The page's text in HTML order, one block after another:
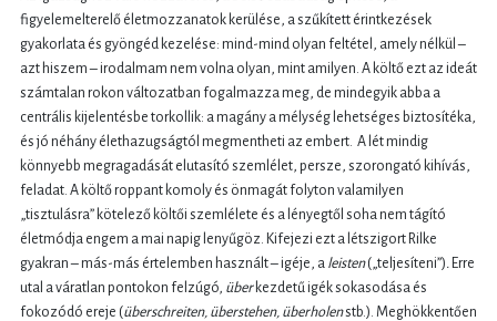
figyelemelterelő életmozzanatok kerülése, a szűkített érintkezések
gyakorlata és gyöngéd kezelése: mind-mind olyan feltétel, amely nélkül –
azt hiszem – irodalmam nem volna olyan, mint amilyen. A költő ezt az ideát
számtalan rokon változatban fogalmazza meg, de mindegyik abba a
centrális kijelentésbe torkollik: a magány a mélység lehetséges biztosítéka,
és jó néhány élethazugságtól megmentheti az embert. A lét mindig
könnyebb megragadását elutasító szemlélet, persze, szorongató kihívás,
feladat. A költő roppant komoly és önmagát folyton valamilyen
„tisztulásra” kötelező költői szemlélete és a lényegtől soha nem tágító
életmódja engem a mai napig lenyűgöz. Kifejezi ezt a létszigort Rilke
gyakran – más-más értelemben használt – igéje, a leisten(„teljesíteni”) Erre
utal a váratlan pontokon felzúgó, überkezdetű igék sokasodása és
fokozódó ereje (überschreiten, überstehen, überholenstb.). Meghökkentően